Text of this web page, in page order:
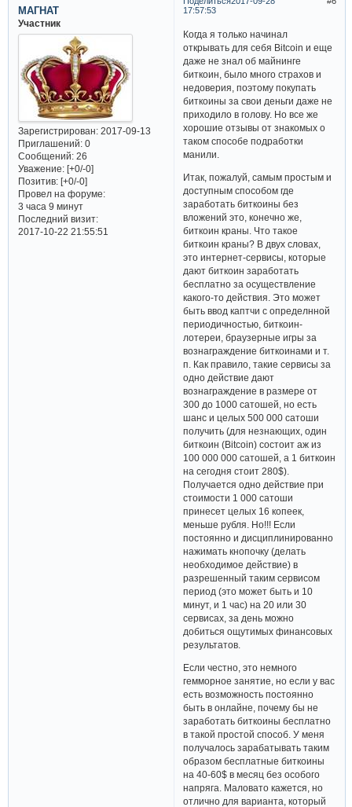
17:57:53
МАГНАТ
Участник
Зарегистрирован: 2017-09-13
Приглашений:0
Сообщений:26
Уважение: [+0/-0]
Позитив: [+0/-0]
Провел на форуме:
3 часа 9 минут
Последний визит:
2017-10-22 21:55:51
Когда я только начинал
открывать для себя Bitcoin и еще
даже не знал об майнинге
биткоин, было много страхов и
недоверия, поэтому покупать
биткоины за свои деньги даже не
приходило в голову. Но все же
хорошие отзывы от знакомых о
таком способе подработки
манили.
Итак, пожалуй, самым простым и
доступным способом где
заработать биткоины без
вложений это, конечно же,
биткоин краны. Что такое
биткоин краны? В двух словах,
это интернет-сервисы, которые
дают биткоин заработать
бесплатно за осуществление
какого-то действия. Это может
быть ввод каптчи с определнной
периодичностью, биткоин-
лотереи, браузерные игры за
вознаграждение биткоинами и т.
п. Как правило, такие сервисы за
одно действие дают
вознаграждение в размере от
300 до 1000 сатошей, но есть
шанс и целых 500 000 сатоши
получить (для незнающих, один
биткоин (Bitcoin) состоит аж из
100 000 000 сатошей, а 1 биткоин
на сегодня стоит 280$).
Получается одно действие при
стоимости 1 000 сатоши
принесет целых 16 копеек,
меньше рубля. Но!!! Если
постоянно и дисциплинированно
нажимать кнопочку (делать
необходимое действие) в
разрешенный таким сервисом
период (это может быть и 10
минут, и 1 час) на 20 или 30
сервисах, за день можно
добиться ощутимых финансовых
результатов.
Если честно, это немного
гемморное занятие, но если у вас
есть возможность постоянно
быть в онлайне, почему бы не
заработать биткоины бесплатно
в такой простой способ. У меня
получалось зарабатывать таким
образом бесплатные биткоины
на 40-60$ в месяц без особого
напряга. Маловато кажется, но
отлично для варианта, который